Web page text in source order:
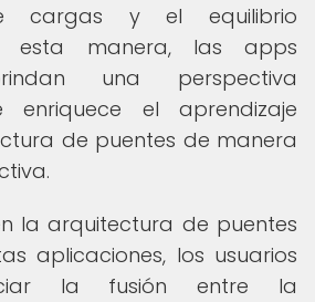
cargas y el equilibrio
esta manera, las apps
una perspectiva
enriquece el aprendizaje
de puentes de manera
la arquitectura de puentes
aplicaciones, los usuarios
la fusión entre la